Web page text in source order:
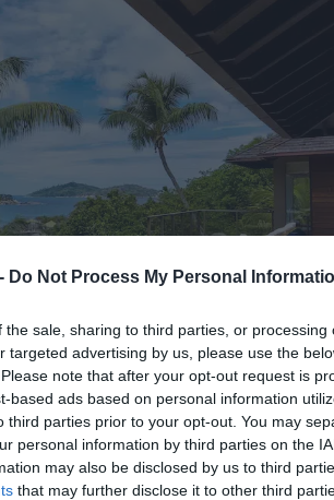
Do Not Process My Personal
the sale, sharing to third parties, or processing
targeted advertising by us, please use the
note that after your opt-out request is
based ads based on personal information
third parties prior to your opt-out. You may
personal information by third parties on the
may also be disclosed by us to third
that may further disclose it to other third
Crédit photo :